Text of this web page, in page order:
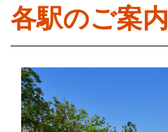
各駅のご案内